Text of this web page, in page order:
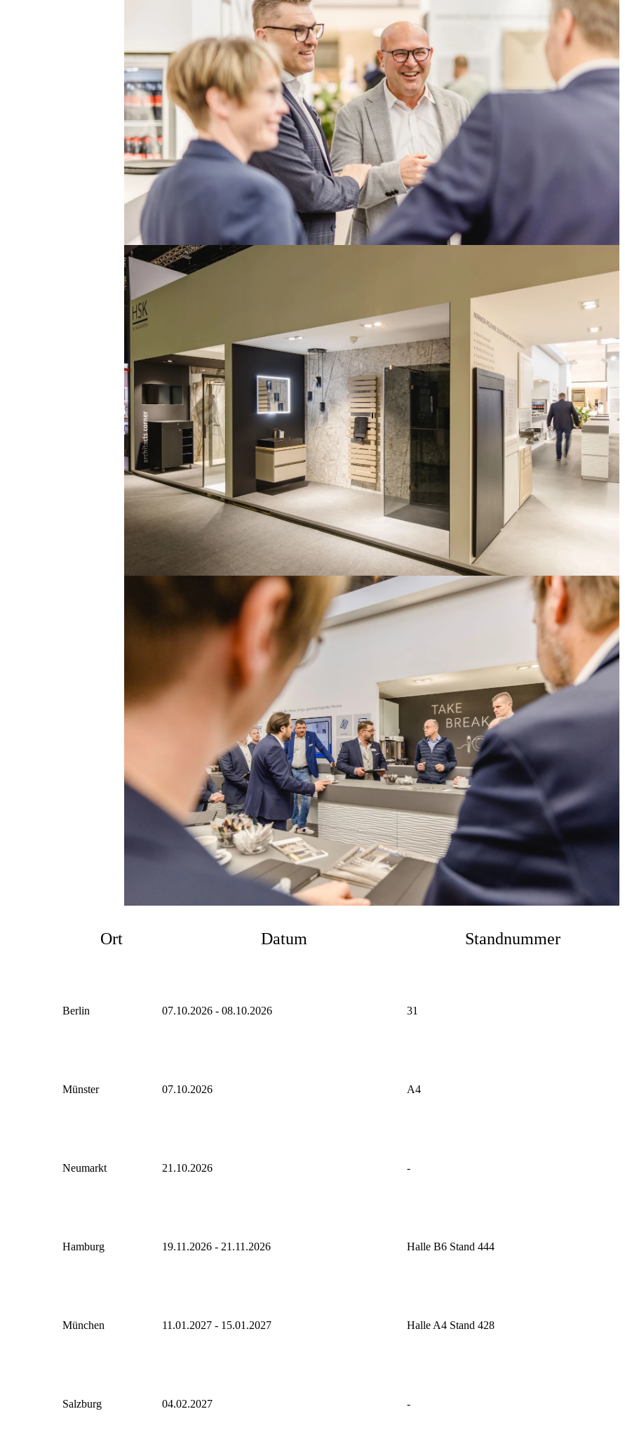
Ort Datum Standnummer
Berlin 07.10.2026 - 08.10.2026 31
Münster 07.10.2026 A4
Neumarkt 21.10.2026 -
Hamburg 19.11.2026 - 21.11.2026 Halle B6 Stand 444
München 11.01.2027 - 15.01.2027 Halle A4 Stand 428
Salzburg 04.02.2027 -